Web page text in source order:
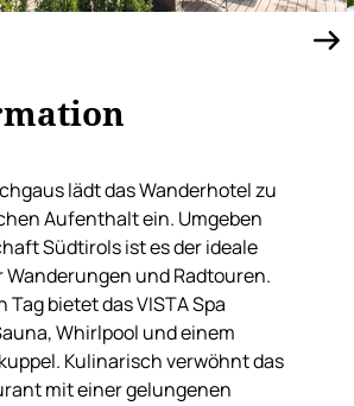
lädt das Wanderhotel zu
Aufenthalt ein. Umgeben
Südtirols ist es der ideale
und Radtouren.
bietet das VISTA Spa
Whirlpool und einem
Kulinarisch verwöhnt das
mit einer gelungenen